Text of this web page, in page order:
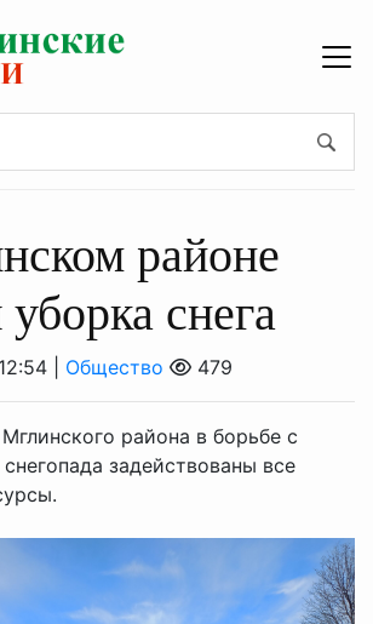
районе
уборка снега
| Общество 479
района в борьбе с
задействованы все